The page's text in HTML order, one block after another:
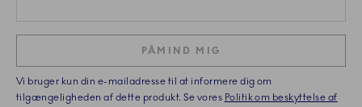
PÅMIND MIG
Vi bruger kun din e-mailadresse til at informere dig om
tilgængeligheden af dette produkt. Se vores Politik om beskyttelse af